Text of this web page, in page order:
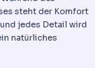
steht der Komfort
jedes Detail wird
natürliches